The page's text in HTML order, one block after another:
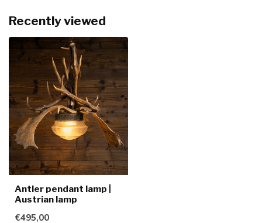
Recently viewed
Antler pendant lamp |
Austrian lamp
€495,00